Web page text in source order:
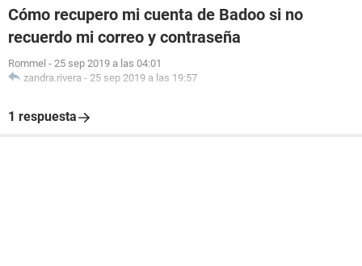
Cómo recupero mi cuenta de Badoo si no
recuerdo mi correo y contraseña
Rommel - 25 sep 2019 a las 04:01
zandra.rivera - 25 sep 2019 a las 19:57
1 respuesta